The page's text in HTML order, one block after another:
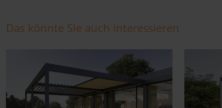
Das könnte Sie auch interessieren